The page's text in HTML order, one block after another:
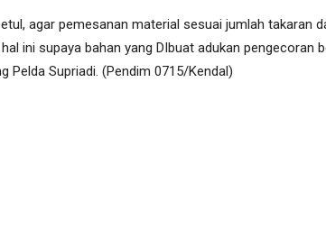
agar pemesanan material sesuai jumlah takaran
ini supaya bahan yang DIbuat adukan pengecoran
Pelda Supriadi. (Pendim 0715/Kendal)